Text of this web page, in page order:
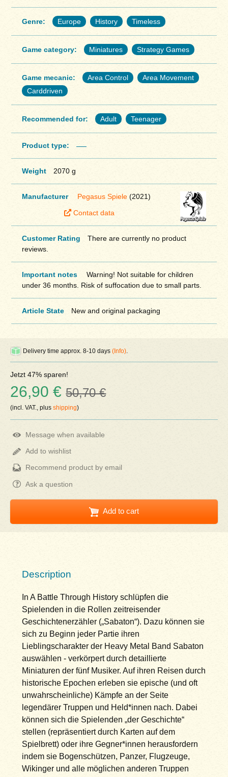
Genre: Europe History Timeless
Game category: Miniatures Strategy Games
Game mecanic: Area Control
Area Movement
Carddriven
Recommended for: Adult Teenager
Product type:
Weight 2070 g
Manufacturer Pegasus Spiele(2021)
Contact data
Customer Rating
There are currently no product
reviews.
Important notes
Warning! Not suitable for children
under 36 months. Risk of suffocation due to small parts.
Article State New and original packaging
Delivery time approx. 8-10 days(Info)
Jetzt 47% sparen!
26,90 €50,70 €
(incl. VAT., plusshipping)
Message when available
Add to wishlist
Recommend product by email
Ask a question
Add to cart
Description
In A Battle Through History schlüpfen die
Spielenden in die Rollen zeitreisender
Geschichtenerzähler („Sabaton“). Dazu können sie
sich zu Beginn jeder Partie ihren
Lieblingscharakter der Heavy Metal Band Sabaton
auswählen - verkörpert durch detaillierte
Miniaturen der fünf Musiker. Auf ihren Reisen durch
historische Epochen erleben sie epische (und oft
unwahrscheinliche) Kämpfe an der Seite
legendärer Truppen und Held*innen nach. Dabei
können sich die Spielenden „der Geschichte“
stellen (repräsentiert durch Karten auf dem
Spielbrett) oder ihre Gegner*innen herausfordern
indem sie Bogenschützen, Panzer, Flugzeuge,
Wikinger und alle möglichen anderen Truppen